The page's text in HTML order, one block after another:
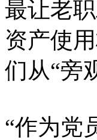
最让老
资产使
们从“旁
“作为党